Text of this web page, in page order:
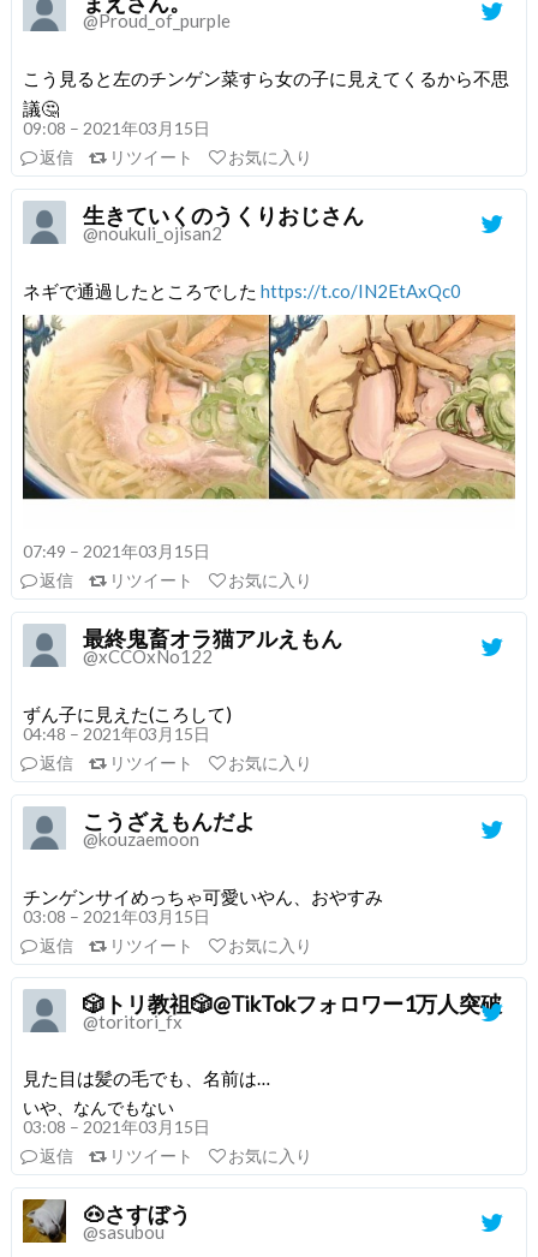
@Proud_of_purple
こう見ると左のチンゲン菜すら女の子に見えてくるから不思
議🤔
09:08 – 2021年03月15日
返信
リツイート お気に入り
生きていくのうくりおじさん
@noukuli_ojisan2
ネギで通過したところでした https://t.co/IN2EtAxQc0
07:49 – 2021年03月15日
返信
リツイート お気に入り
最終鬼畜オラ猫アルえもん
@xCCOxNo122
ずん子に見えた(ころして)
04:48 – 2021年03月15日
返信
リツイート お気に入り
こうざえもんだよ
@kouzaemoon
チンゲンサイめっちゃ可愛いやん、おやすみ
03:08 – 2021年03月15日
返信
リツイート お気に入り
🎲トリ教祖🎲@TikTokフォロワー1万人突破
@toritori_fx
見た目は髪の毛でも、名前は…
いや、なんでもない
03:08 – 2021年03月15日
返信
リツイート お気に入り
🐽さすぼう
@sasubou